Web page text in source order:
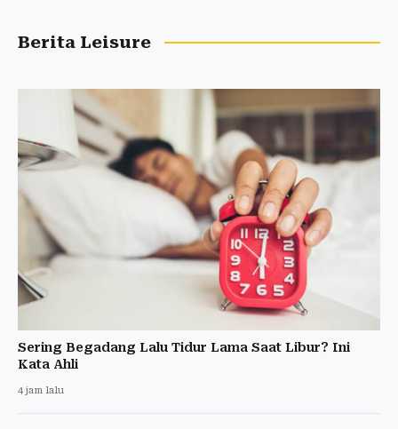
Berita Leisure
Sering Begadang Lalu Tidur Lama Saat Libur? Ini
Kata Ahli
4 jam lalu